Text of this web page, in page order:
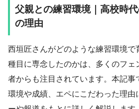
父親との練習環境｜高校時
の理由
西垣匠さんがどのような練習環境で
種目に専念したのかは、多くのフェ
者からも注目されています。本記事
環境や成績、エペにこだわった理由